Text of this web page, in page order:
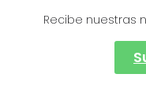
Recibe nuestras